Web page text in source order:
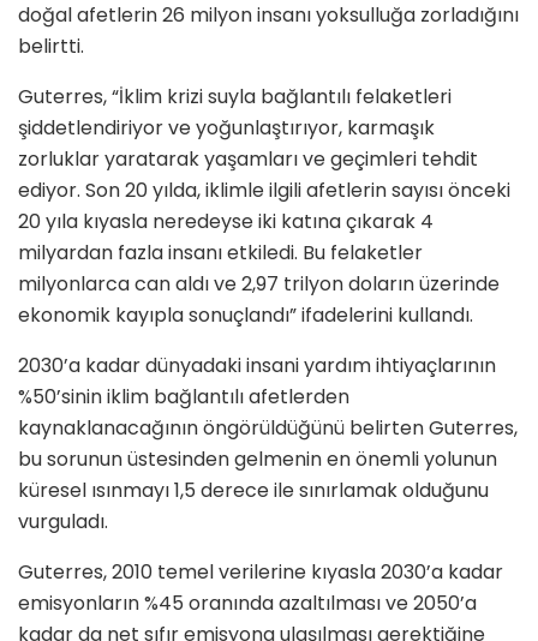
doğal afetlerin 26 milyon insanı yoksulluğa zorladığını
belirtti.
Guterres, “İklim krizi suyla bağlantılı felaketleri
şiddetlendiriyor ve yoğunlaştırıyor, karmaşık
zorluklar yaratarak yaşamları ve geçimleri tehdit
ediyor. Son 20 yılda, iklimle ilgili afetlerin sayısı önceki
20 yıla kıyasla neredeyse iki katına çıkarak 4
milyardan fazla insanı etkiledi. Bu felaketler
milyonlarca can aldı ve 2,97 trilyon doların üzerinde
ekonomik kayıpla sonuçlandı” ifadelerini kullandı.
2030’a kadar dünyadaki insani yardım ihtiyaçlarının
%50’sinin iklim bağlantılı afetlerden
kaynaklanacağının öngörüldüğünü belirten Guterres,
bu sorunun üstesinden gelmenin en önemli yolunun
küresel ısınmayı 1,5 derece ile sınırlamak olduğunu
vurguladı.
Guterres, 2010 temel verilerine kıyasla 2030’a kadar
emisyonların %45 oranında azaltılması ve 2050’a
kadar da net sıfır emisyona ulaşılması gerektiğine